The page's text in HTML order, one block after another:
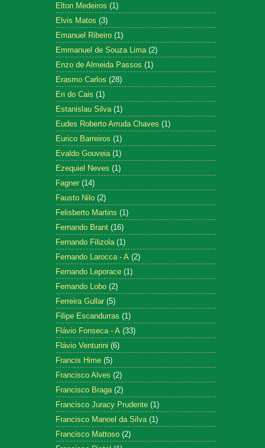
Elton Medeiros (1)
Elvis Matos (3)
Emanuel Ribeiro (1)
Emmanuel de Souza Lima (2)
Enzo de Almeida Passos (1)
Erasmo Carlos (28)
Eri do Cais (1)
Estanislau Silva (1)
Eudes Roberto Arruda Chaves (1)
Eurico Barreiros (1)
Evaldo Gouveia (1)
Ezequiel Neves (1)
Fagner (14)
Fausto Nilo (2)
Felisberto Martins (1)
Fernando Brant (16)
Fernando Filizola (1)
Fernando Larocca - A (2)
Fernando Leporace (1)
Fernando Lobo (2)
Ferreira Gullar (5)
Filipe Escandurras (1)
Flávio Fonseca - A (33)
Flávio Venturini (6)
Francis Hime (5)
Francisco Alves (2)
Francisco Braga (2)
Francisco Juracy Prudente (1)
Francisco Manoel da Silva (1)
Francisco Mattoso (2)